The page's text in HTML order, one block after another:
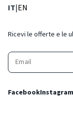
IT: Lingua corrente
|EN
Ricevi le offerte e le
FacebookInstagram